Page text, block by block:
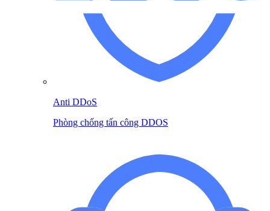
Anti DDoS
Phòng chống tấn công DDOS